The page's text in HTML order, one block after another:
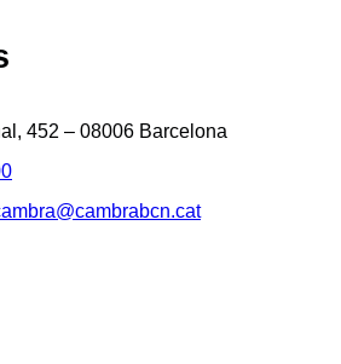
452 – 08006 Barcelona